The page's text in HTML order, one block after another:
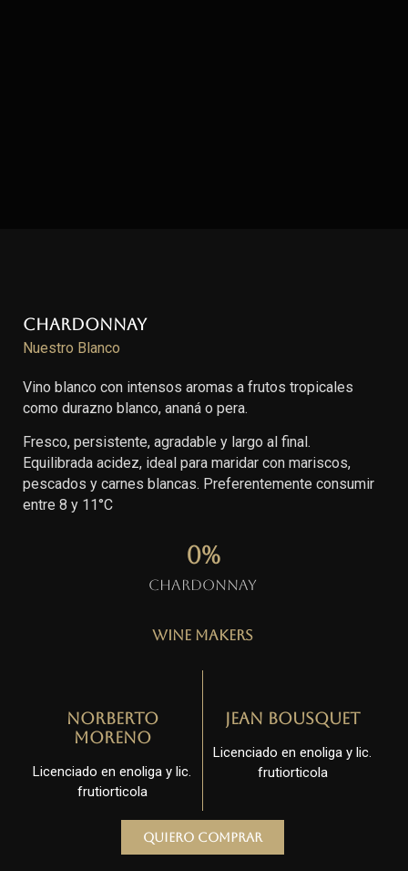
Chardonnay
Nuestro Blanco
Vino blanco con intensos aromas a frutos tropicales
como durazno blanco, ananá o pera.
Fresco, persistente, agradable y largo al final.
Equilibrada acidez, ideal para maridar con mariscos,
pescados y carnes blancas. Preferentemente consumir
entre 8 y 11°C
Chardonnay
0%
Wine Makers
Norberto
Moreno
Licenciado en enoliga y lic.
frutiorticola
Jean Bousquet
Licenciado en enoliga y lic.
frutiorticola
Quiero comprar